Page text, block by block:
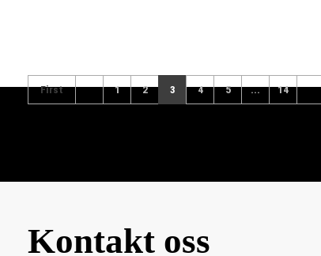
First 1 2 3 4 5 ... 14
Kontakt oss